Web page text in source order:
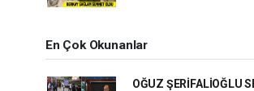
En Çok Okunanlar
OĞUZ ŞERİFALİOĞLU